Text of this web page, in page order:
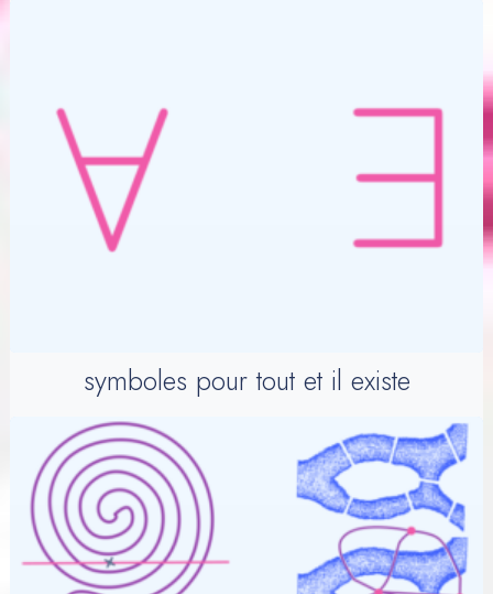
symboles pour tout et il existe